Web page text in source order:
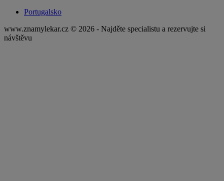
Portugalsko
www.znamylekar.cz © 2026 - Najděte specialistu a rezervujte si
návštěvu